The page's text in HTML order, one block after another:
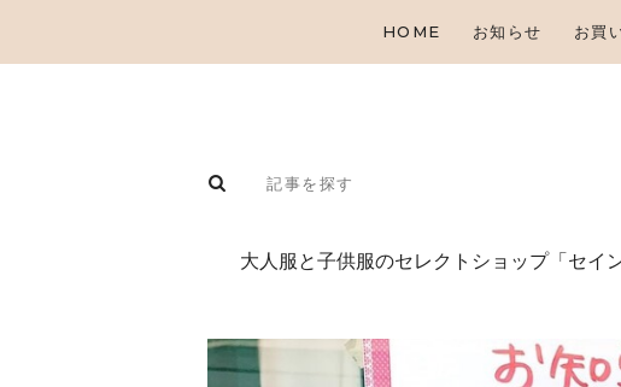
HOME お知らせ お買
⼤⼈服と⼦供服のセレクトショップ「セイ
お